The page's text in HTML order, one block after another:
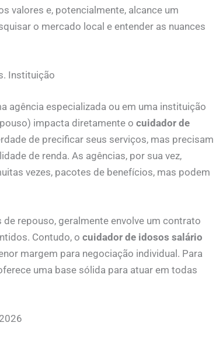
valores e, potencialmente, alcance um
o mercado local e entender as nuances
Instituição
agência especializada ou em uma instituição
impacta diretamente o cuidador de
de precificar seus serviços, mas precisam
de renda. As agências, por sua vez,
vezes, pacotes de benefícios, mas podem
repouso, geralmente envolve um contrato
Contudo, o cuidador de idosos salário
margem para negociação individual. Para
uma base sólida para atuar em todas